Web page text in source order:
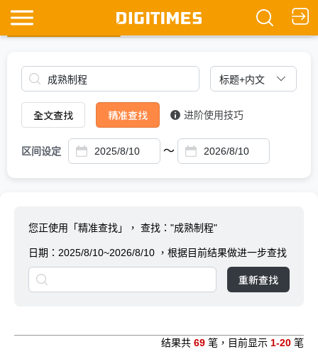
Ask DIGITIMES
全文查找 精准查找 进阶使用技巧
区间设定 ～
您正使用「精准查找」， 查找："成熟制程"
日期： 2025/8/10~2026/8/10 ，根据目前结果做进一步查找
重新查找
结果共 69 笔，目前显示 1-20 笔